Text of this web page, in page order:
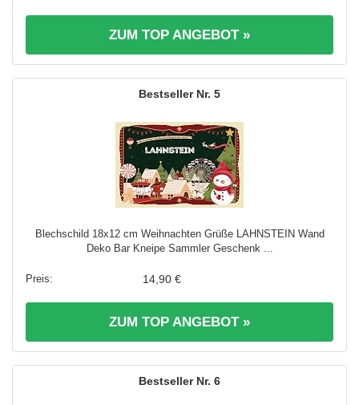
ZUM TOP ANGEBOT »
5
Blechschild 18x12 cm Weihnachten Grüße LAHNSTEIN Wand
Deko Bar Kneipe Sammler Geschenk ...
14,90 €
ZUM TOP ANGEBOT »
6